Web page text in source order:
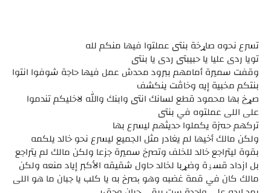
تسرع نحوه صاړخة بنتى عملتوا فيها منكم لله
تويا ردى عليا يا حبيبتى ردى يا بنتى
وقفت سميرة أمامهم ببرود محدش عمل فيها حاجة شوفوا انتوا
بنتكم مخبية إيه وخاڤت ينكشف
صړخ بها محمود قطع لسانك انتى وابنك والله لاخليكم تندموا
على اللى عملتوه في بنتى
تركهم حمزة يكملوا حديثهم ليسرع بها
ولكن مالك أخيها لم يغادر مثل الجميع ليسرع نحو خالد يلكمه
بقوة ليتراجع خالد للخلف وتصرخ سميرة جزعا ولكن مالك لم يتراجع
بل ازداد قسۏة وضړبا لخالد حاول شقيقه الأكبر إياد منعه ولكن
مالك كان في قمة غضبه وهو ېصرخ به يا كلب يا جبان ما هو اللى